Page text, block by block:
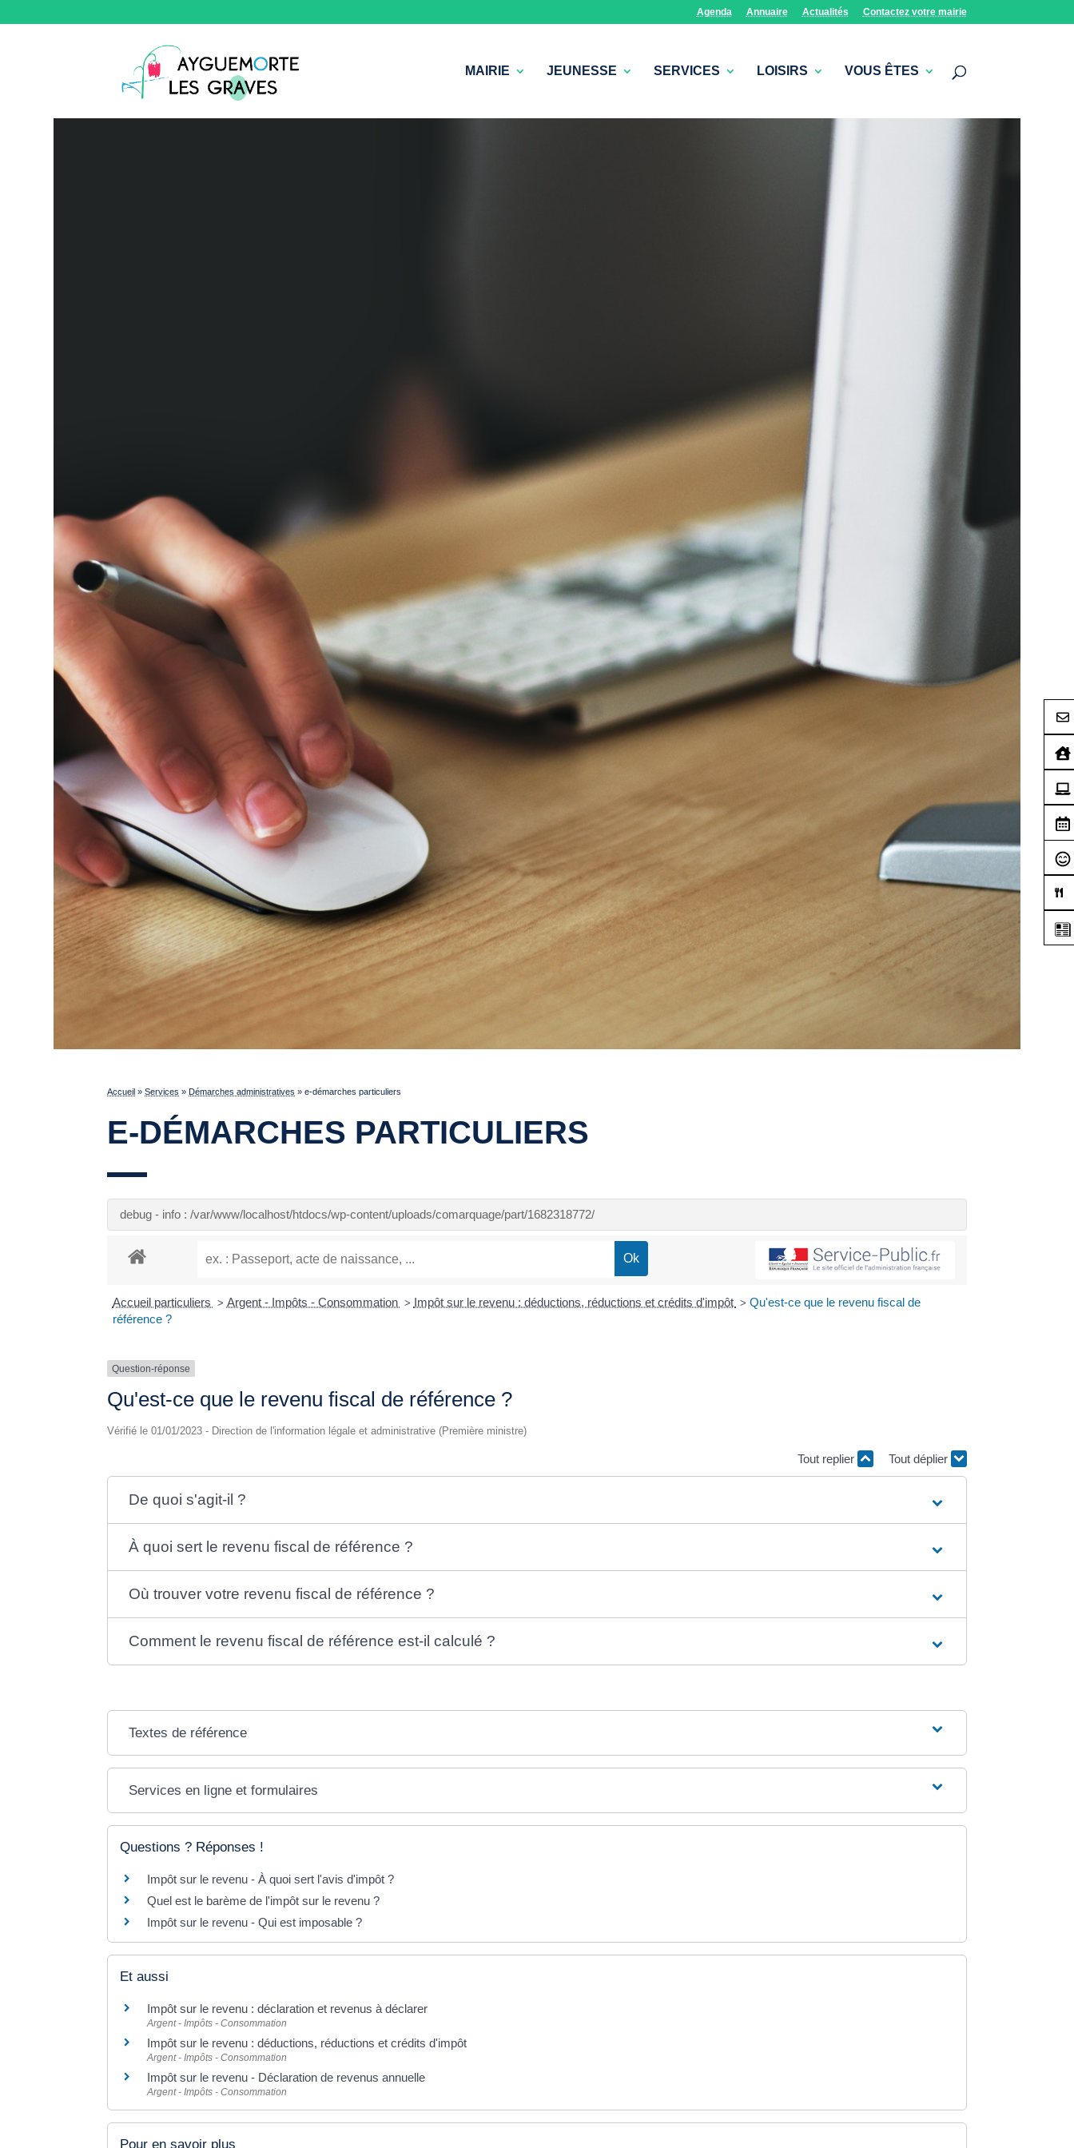
Agenda Annuaire Actualités Contactez votre mairie
MAIRIE JEUNESSE SERVICES LOISIRS VOUS ÊTES
Accueil »Services » Démarches administratives »e-démarches particuliers
E-DÉMARCHES PARTICULIERS
debug - info : /var/www/localhost/htdocs/wp-content/uploads/comarquage/part/1682318772/
Accueil particuliers > Argent - Impôts - Consommation > Impôt sur le revenu : déductions, réductions et crédits d'impôt > Qu'est-ce que le revenu fiscal de
référence ?
Question-réponse
Qu'est-ce que le revenu fiscal de référence ?
Vérifié le 01/01/2023 - Direction de l'information légale et administrative (Première ministre)
Tout replier Tout déplier
De quoi s'agit-il ?
À quoi sert le revenu fiscal de référence ?
Où trouver votre revenu fiscal de référence ?
Comment le revenu fiscal de référence est-il calculé ?
Textes de référence
Services en ligne et formulaires
Questions ? Réponses !
Impôt sur le revenu - À quoi sert l'avis d'impôt ?
Quel est le barème de l'impôt sur le revenu ?
Impôt sur le revenu - Qui est imposable ?
Et aussi
Impôt sur le revenu : déclaration et revenus à déclarer
Argent - Impôts - Consommation
Impôt sur le revenu : déductions, réductions et crédits d'impôt
Argent - Impôts - Consommation
Impôt sur le revenu - Déclaration de revenus annuelle
Argent - Impôts - Consommation
Pour en savoir plus